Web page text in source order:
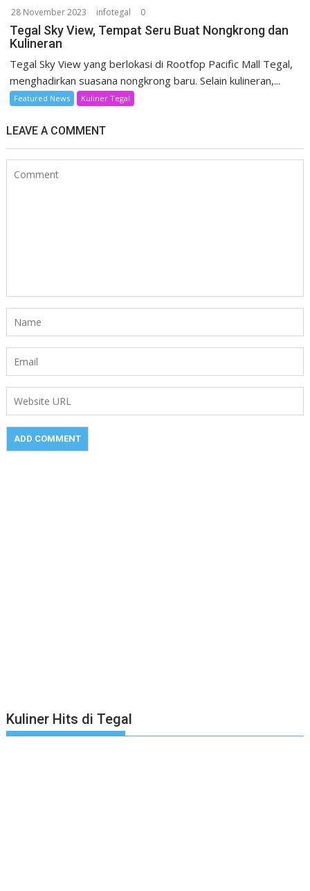
28 November 2023 infotegal 0
Tegal Sky View, Tempat Seru Buat Nongkrong dan
Kulineran
Tegal Sky View yang berlokasi di Rootfop Pacific Mall Tegal,
menghadirkan suasana nongkrong baru. Selain kulineran,...
Featured News Kuliner Tegal
LEAVE A COMMENT
Kuliner Hits di Tegal